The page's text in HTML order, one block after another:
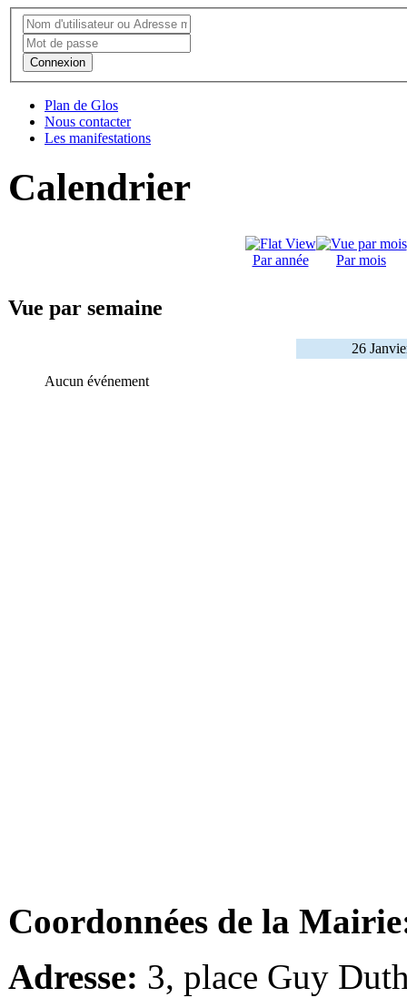
Connexion
Plan de Glos
Nous contacter
Les manifestations
Calendrier
Par année Par mois
Vue par semaine
26
Aucun événement
Coordonnées de la
Adresse: 3, place Guy